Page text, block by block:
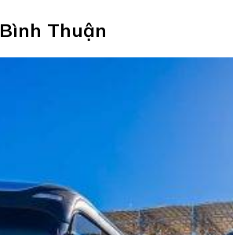
Thuận